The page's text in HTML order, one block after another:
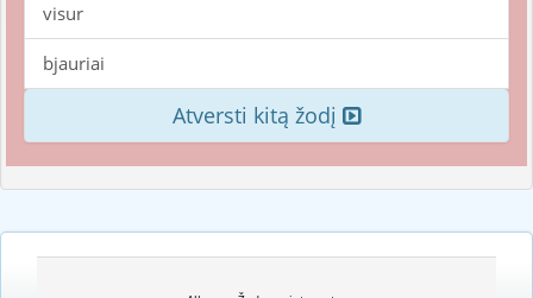
visur
bjauriai
Atversti kitą žodį